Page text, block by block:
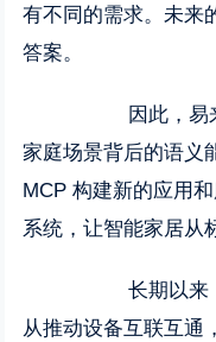
有不同的需求。未来
答案。
因此，易来
家庭场景背后的语义
MCP 构建新的应用
系统，让智能家居从
长期以来，
从推动设备互联互通